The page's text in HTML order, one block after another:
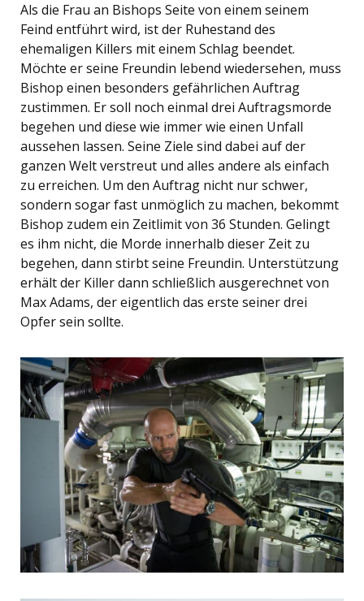
Als die Frau an Bishops Seite von einem seinem
Feind entführt wird, ist der Ruhestand des
ehemaligen Killers mit einem Schlag beendet.
Möchte er seine Freundin lebend wiedersehen, muss
Bishop einen besonders gefährlichen Auftrag
zustimmen. Er soll noch einmal drei Auftragsmorde
begehen und diese wie immer wie einen Unfall
aussehen lassen. Seine Ziele sind dabei auf der
ganzen Welt verstreut und alles andere als einfach
zu erreichen. Um den Auftrag nicht nur schwer,
sondern sogar fast unmöglich zu machen, bekommt
Bishop zudem ein Zeitlimit von 36 Stunden. Gelingt
es ihm nicht, die Morde innerhalb dieser Zeit zu
begehen, dann stirbt seine Freundin. Unterstützung
erhält der Killer dann schließlich ausgerechnet von
Max Adams, der eigentlich das erste seiner drei
Opfer sein sollte.